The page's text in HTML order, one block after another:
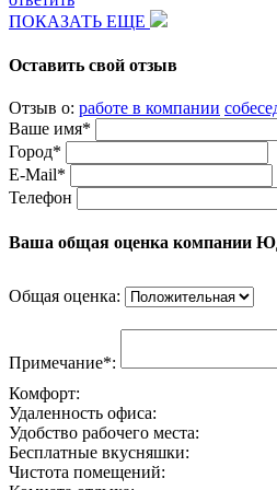
ПОКАЗАТЬ ЕЩЕ
Оставить свой отзыв
Отзыв о: работе в компании
Ваше имя*
Город*
E-Mail*
Телефон
Ваша общая оценка компании
Общая оценка:
Примечание*:
Комфорт:
Удаленность офиса:
Удобство рабочего места:
Бесплатные вкусняшки:
Чистота помещений: